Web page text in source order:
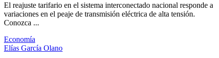
El reajuste tarifario en el sistema interconectado nacional responde a
variaciones en el peaje de transmisión eléctrica de alta tensión.
Conozca ...
Economía
Elías García Olano